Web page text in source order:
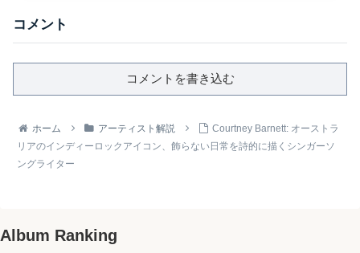
コメント
コメントを書き込む
ホーム アーティスト解説
Courtney Barnett: オーストラ
リアのインディーロックアイコン、飾らない日常を詩的に描くシンガーソ
ングライター
Album Ranking